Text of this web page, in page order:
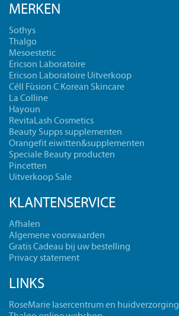
MERKEN
Sothys
Thalgo
Mesoestetic
Ericson Laboratoire
Ericson Laboratoire Uitverkoop
Céll Fùsion C Korean Skincare
La Colline
Hayoun
RevitaLash Cosmetics
Beauty Supps supplementen
Orangefit eiwitten&supplementen
Speciale Beauty producten
Pincetten
Uitverkoop Sale
KLANTENSERVICE
Afhalen
Algemene voorwaarden
Gratis Cadeau bij uw bestelling
Privacy statement
LINKS
RoseMarie lasercentrum en huidverzorging